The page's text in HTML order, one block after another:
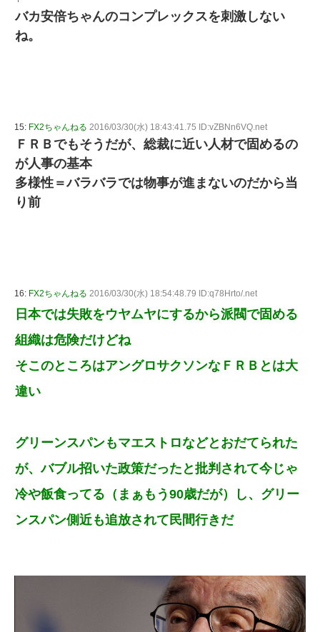
バカ安倍ちゃんのコンプレックスを刺激しない
ね。
15: FX2ちゃんねる 2016/03/30(水) 18:43:41.75 ID:vZBNn6VQ.net
ＦＲＢでもそうだが、総裁に近い人材で固めるの
が人事の基本
多様性＝バラバラでは物事が進まないのだから当
り前
16: FX2ちゃんねる 2016/03/30(水) 18:54:48.79 ID:q78Hrto/.net
日本では失敗をウヤムヤにするから派閥で固める
組織は危険だけどね
そこのところはアングロサクソンなＦＲＢとは大
違い
グリーンスパンもマエストロなどとおだてられた
が、バブル招いた政策だったと批判されて今じゃ
冷や飯食ってる（まぁもう90歳だが）し、グリー
ンスパン側近も追放されて民間行きだ